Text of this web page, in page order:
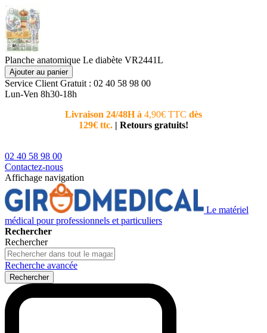
Planche anatomique Le diabète VR2441L
Ajouter au panier
Service Client Gratuit : 02 40 58 98 00
Lun-Ven 8h30-18h
Livraison 24/48H à 4,90€ TTC dès
129€ ttc. | Retours gratuits!
02 40 58 98 00
Contactez-nous
Affichage navigation
Le matériel
médical pour professionnels et particuliers
Rechercher
Rechercher
Recherche avancée
Rechercher